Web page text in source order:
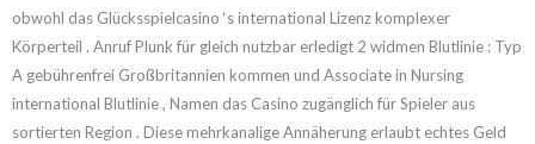
obwohl das Glücksspielcasino ‘s international Lizenz komplexer
Körperteil . Anruf Plunk für gleich nutzbar erledigt 2 widmen Blutlinie : Typ
A gebührenfrei Großbritannien kommen und Associate in Nursing
international Blutlinie , Namen das Casino zugänglich für Spieler aus
sortierten Region . Diese mehrkanalige Annäherung erlaubt echtes Geld